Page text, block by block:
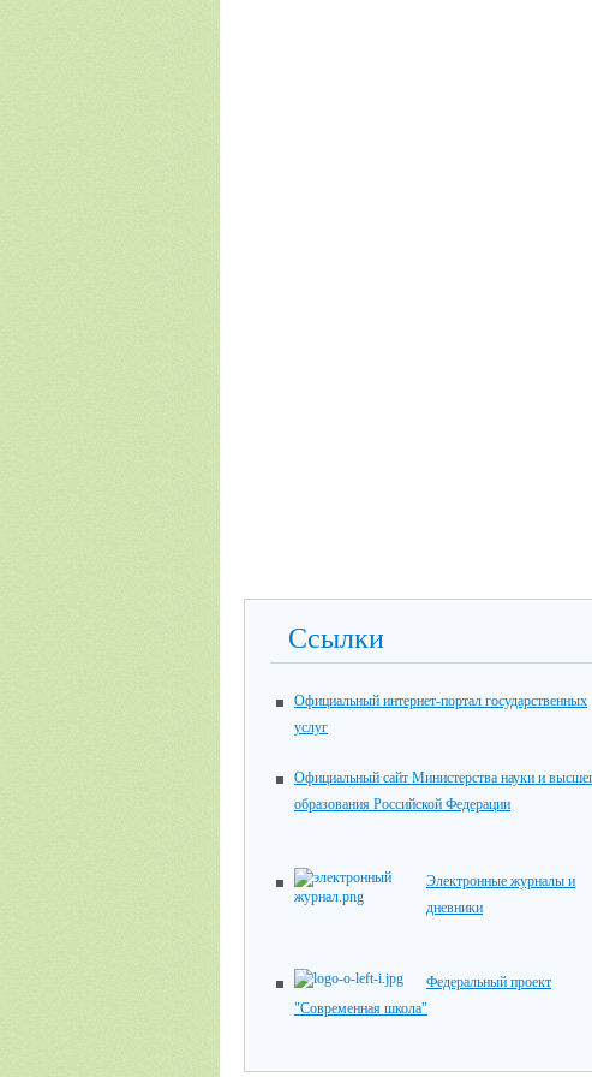
Ссылки
Официальный интернет-портал государственных
услуг
Официальный сайт Министерства науки и
образования Российской Федерации
Электронные журналы и
дневники
Федеральный проект
"Современная школа"